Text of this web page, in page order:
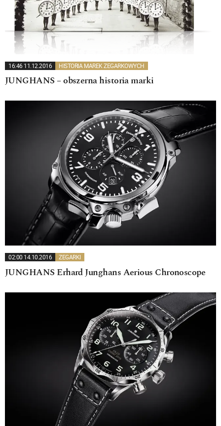
16:46 11.12.2016 HISTORIA MAREK ZEGARKOWYCH
JUNGHANS – obszerna historia marki
02:00 14.10.2016 ZEGARKI
JUNGHANS Erhard Junghans Aerious Chronoscope